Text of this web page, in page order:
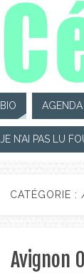
BIO AGENDA
JE N’AI PAS LU
CATÉGORIE :
Avignon